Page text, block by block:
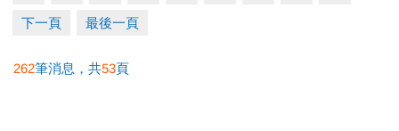
止。
下一頁 最後一頁
262筆消息，共53頁